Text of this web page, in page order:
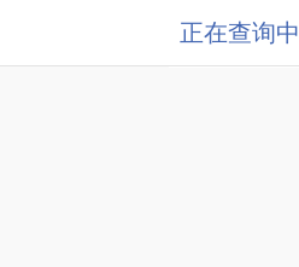
正在查询中